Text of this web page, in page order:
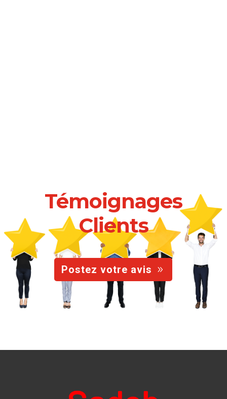
Témoignages
Clients
Postez votre avis